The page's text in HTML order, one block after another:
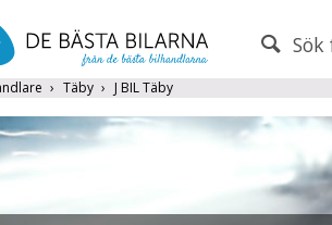
Sök
Täby J BIL Täby
(alla)
Endast fordon från MRF-anslutna handlare